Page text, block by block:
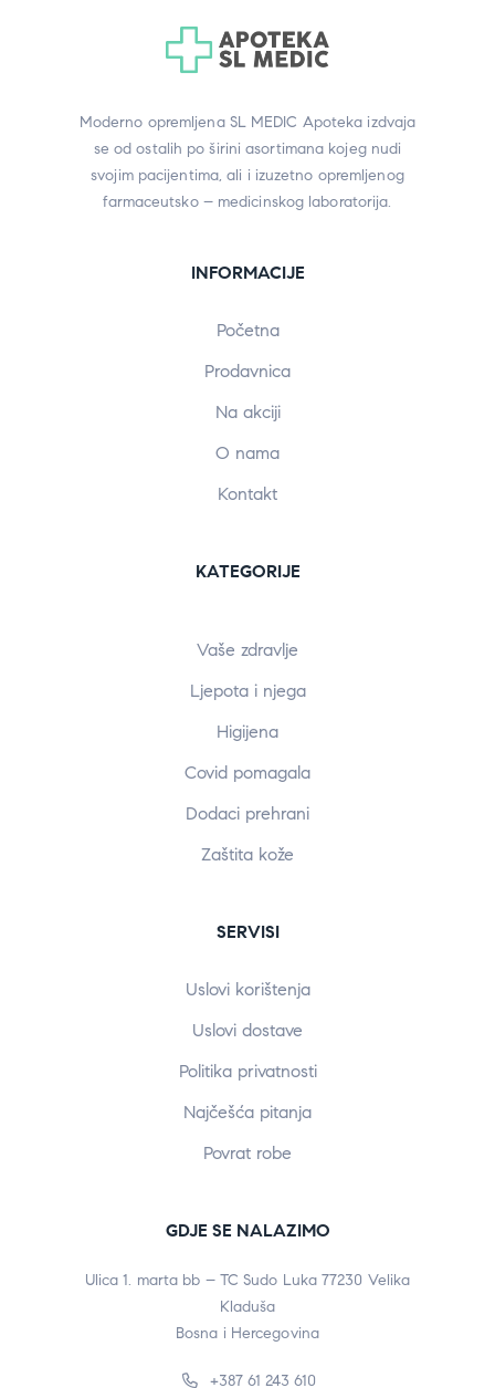
Moderno opremljena SL MEDIC Apoteka izdvaja
se od ostalih po širini asortimana kojeg nudi
svojim pacijentima, ali i izuzetno opremljenog
farmaceutsko – medicinskog laboratorija.
INFORMACIJE
Početna
Prodavnica
Na akciji
O nama
Kontakt
KATEGORIJE
Vaše zdravlje
Ljepota i njega
Higijena
Covid pomagala
Dodaci prehrani
Zaštita kože
SERVISI
Uslovi korištenja
Uslovi dostave
Politika privatnosti
Najčešća pitanja
Povrat robe
GDJE SE NALAZIMO
Ulica 1. marta bb – TC Sudo Luka 77230 Velika
Kladuša
Bosna i Hercegovina
+387 61 243 610